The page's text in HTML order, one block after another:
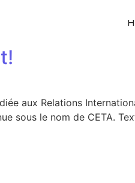
aux Relations
sous le nom de CETA.